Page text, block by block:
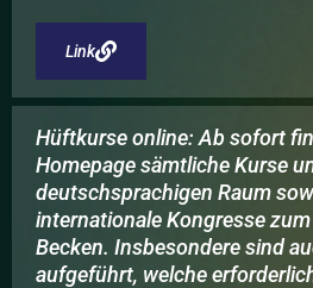
Link
Hüftkurse online: Ab sofort
Homepage sämtliche Kurse
deutschsprachigen Raum
internationale Kongresse
Becken. Insbesondere sind
aufgeführt, welche